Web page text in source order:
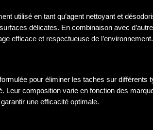
utilisé en tant qu’agent nettoyant et
délicates. En combinaison avec
efficace et respectueuse de l’environnement.
pour éliminer les taches sur différents
Leur composition varie en fonction des
une efficacité optimale.